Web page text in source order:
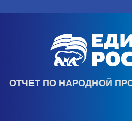
ОТЧЕТ ПО НАРОДНОЙ